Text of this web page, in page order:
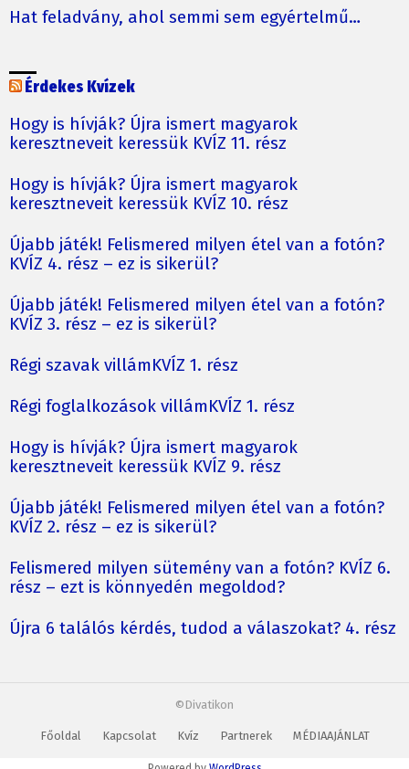
Hat feladvány, ahol semmi sem egyértelmű…
Érdekes Kvízek
Hogy is hívják? Újra ismert magyarok
keresztneveit keressük KVÍZ 11. rész
Hogy is hívják? Újra ismert magyarok
keresztneveit keressük KVÍZ 10. rész
Újabb játék! Felismered milyen étel van a fotón?
KVÍZ 4. rész – ez is sikerül?
Újabb játék! Felismered milyen étel van a fotón?
KVÍZ 3. rész – ez is sikerül?
Régi szavak villámKVÍZ 1. rész
Régi foglalkozások villámKVÍZ 1. rész
Hogy is hívják? Újra ismert magyarok
keresztneveit keressük KVÍZ 9. rész
Újabb játék! Felismered milyen étel van a fotón?
KVÍZ 2. rész – ez is sikerül?
Felismered milyen sütemény van a fotón? KVÍZ 6.
rész – ezt is könnyedén megoldod?
Újra 6 találós kérdés, tudod a válaszokat? 4. rész
©Divatikon
Főoldal Kapcsolat Kvíz Partnerek MÉDIAAJÁNLAT